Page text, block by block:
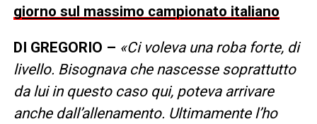
giorno sul massimo campionato italiano
DI GREGORIO – «Ci voleva una roba forte, di
livello. Bisognava che nascesse soprattutto
da lui in questo caso qui, poteva arrivare
anche dall’allenamento. Ultimamente l’ho